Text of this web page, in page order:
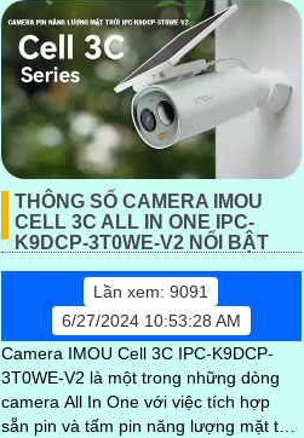
THÔNG SỐ CAMERA IMOU
CELL 3C ALL IN ONE IPC-
K9DCP-3T0WE-V2 NỔI BẬT
Lần xem: 9091
6/27/2024 10:53:28 AM
Camera IMOU Cell 3C IPC-K9DCP-
3T0WE-V2 là một trong những dòng
camera All In One với việc tích hợp
sẵn pin và tấm pin năng lượng mặt trời